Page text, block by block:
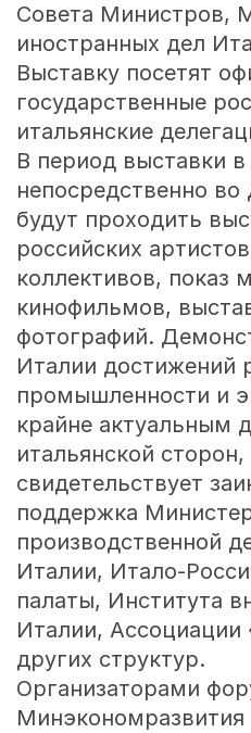
Совета Министров,
иностранных дел
Выставку посетят
государственные
итальянские
В период выставки
непосредственно
будут проходить
российских
коллективов, показ
кинофильмов,
фотографий.
Италии достижений
промышленности и
крайне актуальным
итальянской
свидетельствует
поддержка
производственной
Италии, Итало-
палаты, Института
Италии, Ассоциации
других структур.
Организаторами
Минэкономразвития